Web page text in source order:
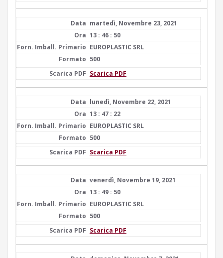
martedì, Novembre 23, 2021
13 : 46 : 50
EUROPLASTIC SRL
500
Scarica PDF
lunedì, Novembre 22, 2021
13 : 47 : 22
EUROPLASTIC SRL
500
Scarica PDF
venerdì, Novembre 19, 2021
13 : 49 : 50
EUROPLASTIC SRL
500
Scarica PDF